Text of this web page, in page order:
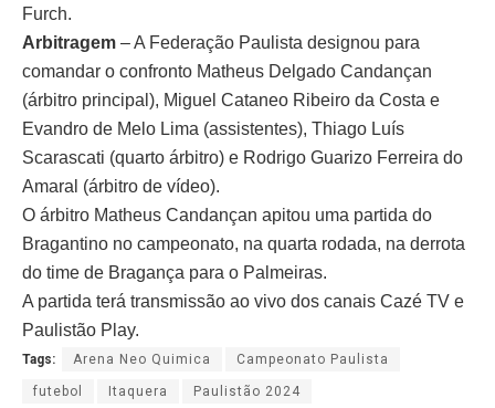
Furch.
Arbitragem – A Federação Paulista designou para
comandar o confronto Matheus Delgado Candançan
(árbitro principal), Miguel Cataneo Ribeiro da Costa e
Evandro de Melo Lima (assistentes), Thiago Luís
Scarascati (quarto árbitro) e Rodrigo Guarizo Ferreira do
Amaral (árbitro de vídeo).
O árbitro Matheus Candançan apitou uma partida do
Bragantino no campeonato, na quarta rodada, na derrota
do time de Bragança para o Palmeiras.
A partida terá transmissão ao vivo dos canais Cazé TV e
Paulistão Play.
Tags: Arena Neo Quimica Campeonato Paulista
futebol Itaquera Paulistão 2024